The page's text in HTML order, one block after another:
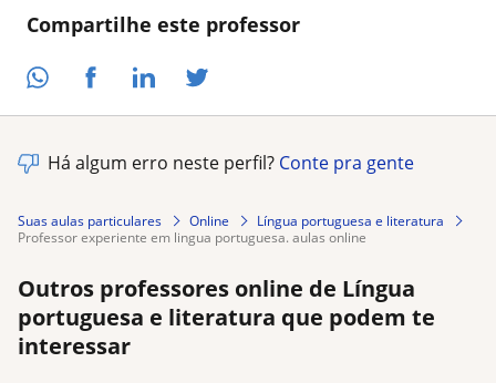
Compartilhe este professor
Há algum erro neste perfil? Conte pra gente
Suas aulas particulares Online
Língua portuguesa e literatura
professor experiente em lingua portuguesa. aulas online
Outros professores online de Língua
portuguesa e literatura que podem te
interessar